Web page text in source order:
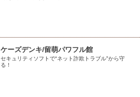
ケーズデンキ/留萌パワフル館
セキュリティソフトで“ネット詐欺トラブル”から守
る！